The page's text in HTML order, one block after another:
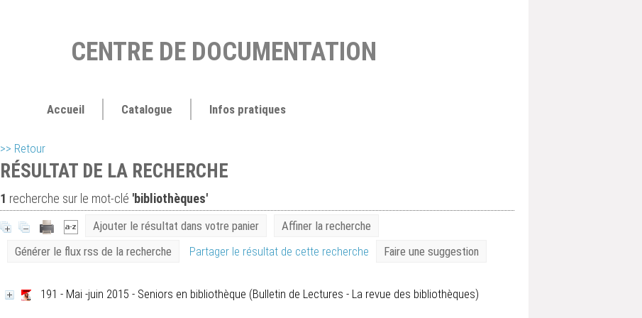
CENTRE DE DOCUMENTATION
Accueil Catalogue Infos pratiques
>> Retour
RÉSULTAT DE LA RECHERCHE
1 recherche sur le mot-clé 'bibliothèques'
Ajouter le résultat dans votre panier
Affiner la recherche
Générer le flux rss de la recherche
Partager le résultat de cette recherche Faire une suggestion
191 - Mai -juin 2015 - Seniors en bibliothèque (Bulletin de Lectures - La revue des bibliothèques)